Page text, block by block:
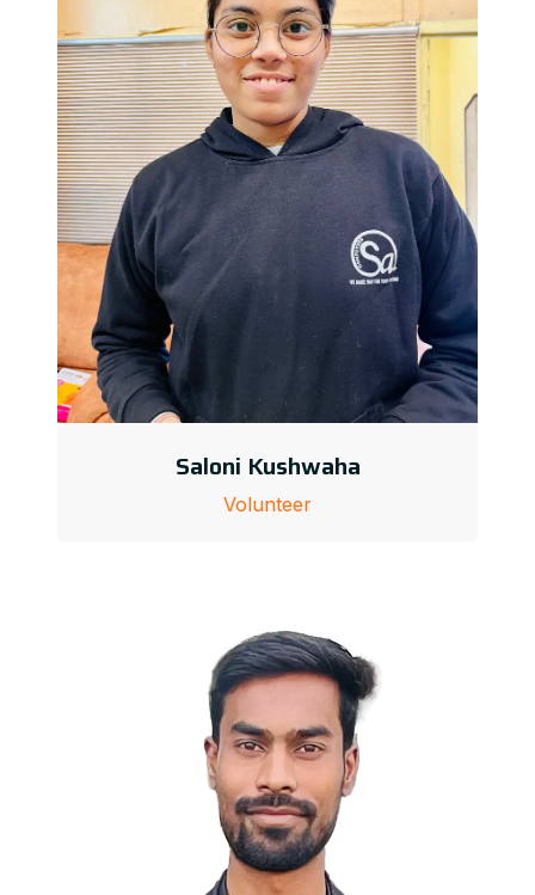
Saloni Kushwaha
Volunteer